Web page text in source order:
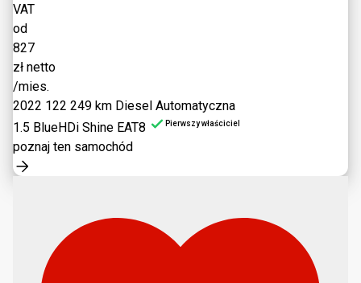
VAT
od
827
zł netto
/mies.
2022 122 249 km Diesel Automatyczna
1.5 BlueHDi Shine EAT8
Pierwszy właściciel
poznaj ten samochód